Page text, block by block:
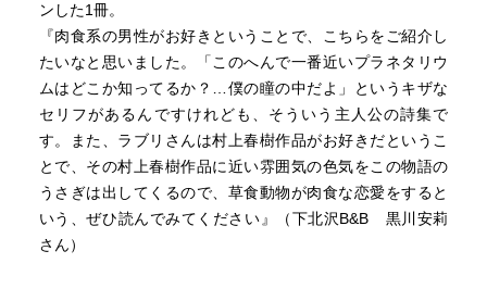
ンした1冊。
『肉食系の男性がお好きということで、こちらをご紹介し
たいなと思いました。「このへんで一番近いプラネタリウ
ムはどこか知ってるか？…僕の瞳の中だよ」というキザな
セリフがあるんですけれども、そういう主人公の詩集で
す。また、ラブリさんは村上春樹作品がお好きだというこ
とで、その村上春樹作品に近い雰囲気の色気をこの物語の
うさぎは出してくるので、草食動物が肉食な恋愛をすると
いう、ぜひ読んでみてください』（下北沢B&B 黒川安莉
さん）